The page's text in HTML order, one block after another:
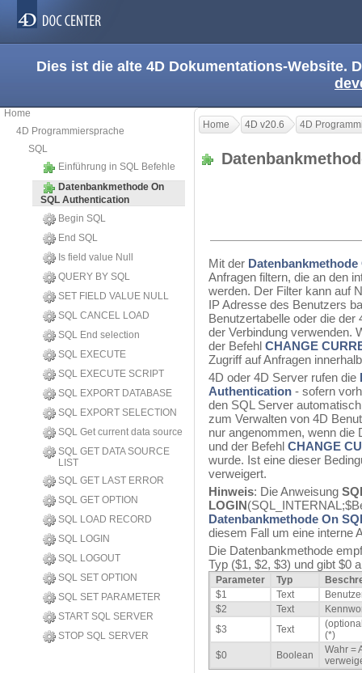
Dies ist die alte 4D Dokumentations-Website.
Home
4D Programmiersprache
SQL
Einführung in SQL Befehle
Datenbankmethode On
SQL Authentication
Begin SQL
End SQL
Is field value Null
QUERY BY SQL
SET FIELD VALUE NULL
SQL CANCEL LOAD
SQL End selection
SQL EXECUTE
SQL EXECUTE SCRIPT
SQL EXPORT DATABASE
SQL EXPORT SELECTION
SQL Get current data source
SQL GET DATA SOURCE
LIST
SQL GET LAST ERROR
SQL GET OPTION
SQL LOAD RECORD
SQL LOGIN
SQL LOGOUT
SQL SET OPTION
SQL SET PARAMETER
START SQL SERVER
STOP SQL SERVER
Home 4D v20.6 4D
Mit der
Anfragen filtern, die an den
werden. Der Filter kann auf
IP Adresse des Benutzers
Benutzertabelle oder die
der Verbindung verwenden.
der Befehl CHANGE
Zugriff auf Anfragen
4D oder 4D Server rufen die
Authentication - sofern
den SQL Server
zum Verwalten von 4D
nur angenommen, wenn
und der Befehl CHANGE
wurde. Ist eine dieser
verweigert.
Hinweis: Die Anweisung
LOGIN
Datenbankmethode On
diesem Fall um eine interne
Die Datenbankmethode
Typ ($1, $2, $3) und gibt $0
Parameter Typ
$1
Text
$2
Text
$3
Text
(*)
$0
Boolean
Wahr =